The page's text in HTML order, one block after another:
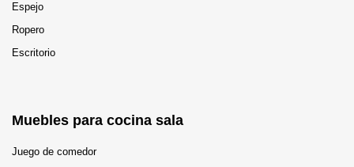
Espejo
Ropero
Escritorio
Muebles para cocina sala
Juego de comedor